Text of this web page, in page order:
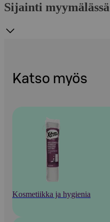
Sijainti myymälässä
Katso myös
Kosmetiikka ja hygienia